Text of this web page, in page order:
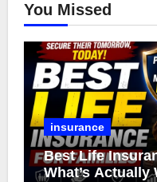
You Missed
insurance
Best Life
What’s Actually